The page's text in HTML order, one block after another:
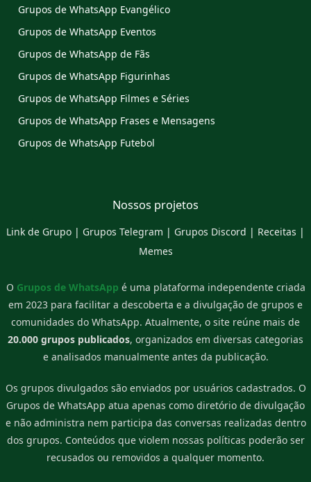
Grupos de WhatsApp Evangélico
Grupos de WhatsApp Eventos
Grupos de WhatsApp de Fãs
Grupos de WhatsApp Figurinhas
Grupos de WhatsApp Filmes e Séries
Grupos de WhatsApp Frases e Mensagens
Grupos de WhatsApp Futebol
Nossos projetos
Link de Grupo | Grupos Telegram | Grupos Discord | Receitas |
Memes
O Grupos de WhatsApp é uma plataforma independente criada
em 2023 para facilitar a descoberta e a divulgação de grupos e
comunidades do WhatsApp. Atualmente, o site reúne mais de
20.000 grupos publicados, organizados em diversas categorias
e analisados manualmente antes da publicação.
Os grupos divulgados são enviados por usuários cadastrados. O
Grupos de WhatsApp atua apenas como diretório de divulgação
e não administra nem participa das conversas realizadas dentro
dos grupos. Conteúdos que violem nossas políticas poderão ser
recusados ou removidos a qualquer momento.